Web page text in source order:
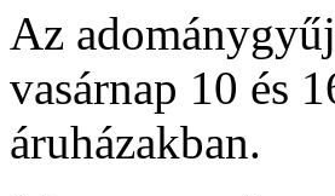
Az
vasárnap 10 és
áruházakban.